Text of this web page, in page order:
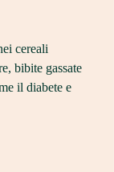
bibite gassate
il diabete e